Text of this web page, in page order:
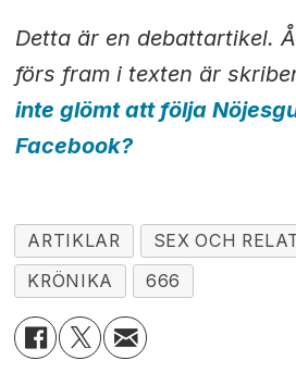
Detta är en debattartikel.
förs fram i texten är
inte glömt att följa
Facebook?
ARTIKLAR SEX OCH
KRÖNIKA
666